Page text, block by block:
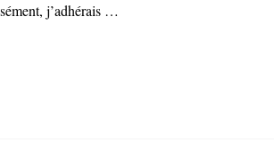
j’adhérais …